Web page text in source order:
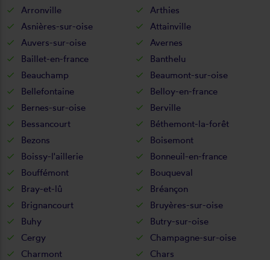
Arronville
Arthies
Asnières-sur-oise
Attainville
Auvers-sur-oise
Avernes
Baillet-en-france
Banthelu
Beauchamp
Beaumont-sur-oise
Bellefontaine
Belloy-en-france
Bernes-sur-oise
Berville
Bessancourt
Béthemont-la-forêt
Bezons
Boisemont
Boissy-l'aillerie
Bonneuil-en-france
Bouffémont
Bouqueval
Bray-et-lû
Bréançon
Brignancourt
Bruyères-sur-oise
Buhy
Butry-sur-oise
Cergy
Champagne-sur-oise
Charmont
Chars